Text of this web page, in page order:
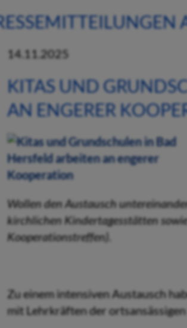
14.11.2025
KITAS UND
AN ENGERER
Wollen den Austausch
kirchlichen Kindertagesstätten
Kooperationstreffen).
Zu einem intensiven Austausch
mit Lehrkräften der